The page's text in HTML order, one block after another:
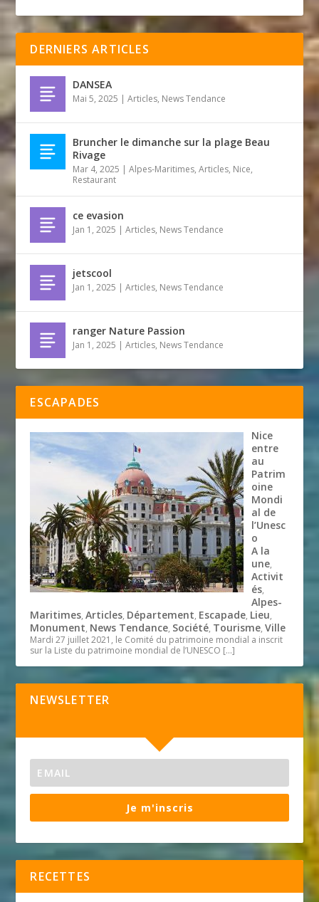
DERNIERS ARTICLES
DANSEA
Mai 5, 2025 |Articles, News Tendance
Bruncher le dimanche sur la plage Beau
Rivage
Mar 4, 2025 |Alpes-Maritimes,Articles, Nice,
Restaurant
ce evasion
Jan 1, 2025 |Articles, News Tendance
jetscool
Jan 1, 2025 |Articles, News Tendance
ranger Nature Passion
Jan 1, 2025 |Articles, News Tendance
ESCAPADES
Nice
entre
au
Patrim
oine
Mondi
al de
l’Unesc
o
A la
une,
Activit
és,
Alpes-
Maritimes,Articles, Département, Escapade, Lieu,
Monument, News Tendance, Société, Tourisme,Ville
Mardi 27 juillet 2021, le Comité du patrimoine mondial a inscrit
sur la Liste du patrimoine mondial de l’UNESCO […]
NEWSLETTER
Je m'inscris
RECETTES